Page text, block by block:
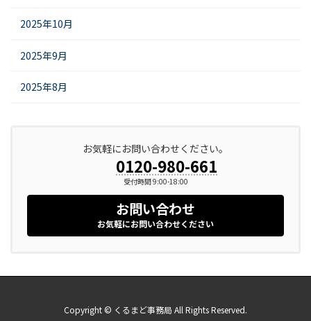
2025年10月
2025年9月
2025年8月
お気軽にお問い合わせください。
0120-980-661
受付時間 9:00-18:00
お問い合わせ
お気軽にお問い合わせください
Copyright © くるまど事務局 All Rights Reserved.